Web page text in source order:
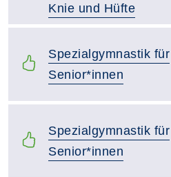
Knie und Hüfte
Spezialgymnastik für
Senior*innen
Spezialgymnastik für
Senior*innen